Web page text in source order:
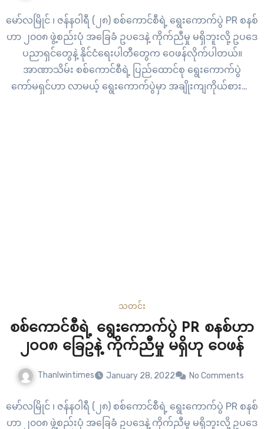
မော်လမြိုင် ၊ ဇန်နဝါရီ (၂၈) စစ်ကောင်စီရဲ့ ရွေးကောက်ပွဲ PR စနစ်
ဟာ ၂၀၀၈ ဖွဲ့စည်းပုံ အခြေခံ ဥပဒေနဲ့ ကိုက်ညီမှု မရှိဘူးလို့ ဥပဒေ
ပညာရှင်တွေနဲ့ နိုင်ငံရေးပါတီတွေက ဝေဖန်လိုက်ပါတယ်။
အာဏာသိမ်း စစ်ကောင်စီရဲ့ ပြည်ထောင်စု ရွေးကောက်ပွဲ
ကော်မရှင်ဟာ လာမယ့် ရွေးကောက်ပွဲမှာ အချိုးကျကိုယ်စားပြု
သတင်း
စစ်ကောင်စီရဲ့ ရွေးကောက်ပွဲ PR စနစ်ဟာ
၂၀၀၈ ခြေဥနဲ့ ကိုက်ညီမှု မရှိဟု ဝေဖန်
Thanlwintimes January 28, 2022 No Comments
မော်လမြိုင် ၊ ဇန်နဝါရီ (၂၈) စစ်ကောင်စီရဲ့ ရွေးကောက်ပွဲ PR စနစ်
ဟာ ၂၀၀၈ ဖွဲ့စည်းပုံ အခြေခံ ဥပဒေနဲ့ ကိုက်ညီမှု မရှိဘူးလို့ ဥပဒေ